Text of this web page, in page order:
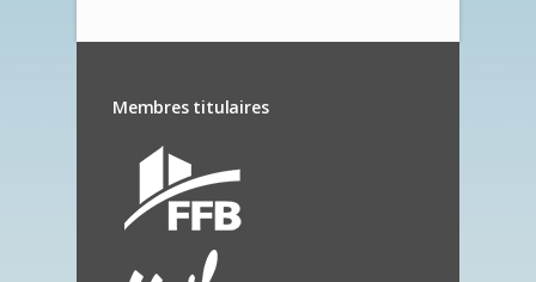
Membres titulaires